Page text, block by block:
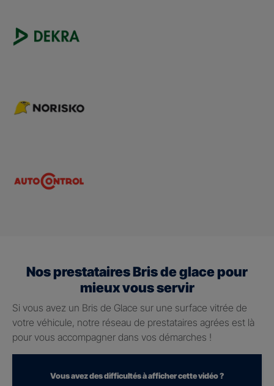
Nos prestataires Bris de glace pour
mieux vous servir
Si vous avez un Bris de Glace sur une surface vitrée de
votre véhicule, notre réseau de prestataires agrées est là
pour vous accompagner dans vos démarches !
Vous avez des difficultés à afficher cette vidéo ?